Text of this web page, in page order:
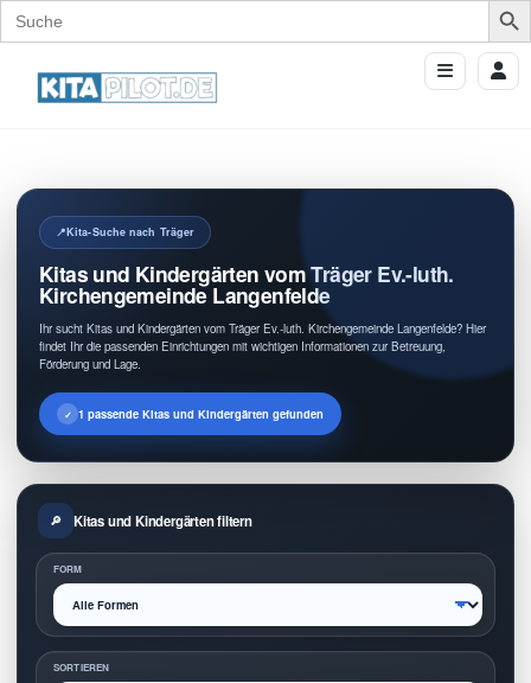
Search
for:
Kita-Suche nach Träger
Kitas und Kindergärten vom Träger Ev.-luth.
Kirchengemeinde Langenfelde
Ihr sucht Kitas und Kindergärten vom Träger Ev.-luth. Kirchengemeinde Langenfelde? Hier
findet Ihr die passenden Einrichtungen mit wichtigen Informationen zur Betreuung,
Förderung und Lage.
1 passende Kitas und Kindergärten gefunden
Kitas und Kindergärten filtern
FORM
SORTIEREN